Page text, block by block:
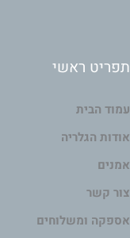
תפריט ראשי
עמוד הבית
אודות הגלריה
אמנים
צור קשר
אספקה ומשלוחים